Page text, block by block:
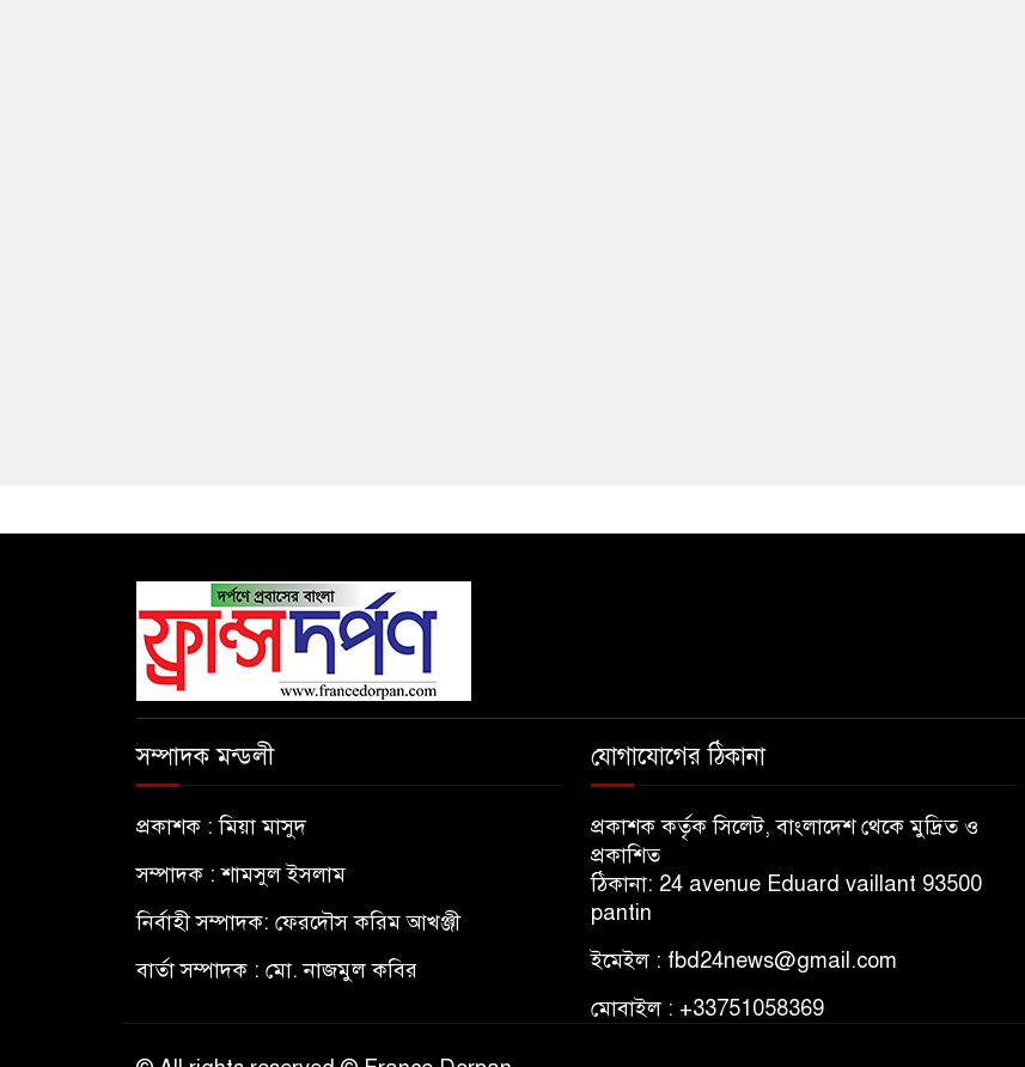
সম্পাদক মন্ডলী
প্রকাশক : মিয়া মাসুদ
সম্পাদক : শামসুল ইসলাম
নির্বাহী সম্পাদক: ফেরদৌস করিম আখঞ্জী
বার্তা সম্পাদক : মো. নাজমুল কবির
যোগাযোগের ঠিকানা
প্রকাশক কর্তৃক সিলেট, বাংলাদেশ থেকে মুদ্রিত ও
প্রকাশিত
ঠিকানা: 24 avenue Eduard vaillant 93500
pantin
ইমেইল : fbd24news@gmail.com
মোবাইল : +33751058369